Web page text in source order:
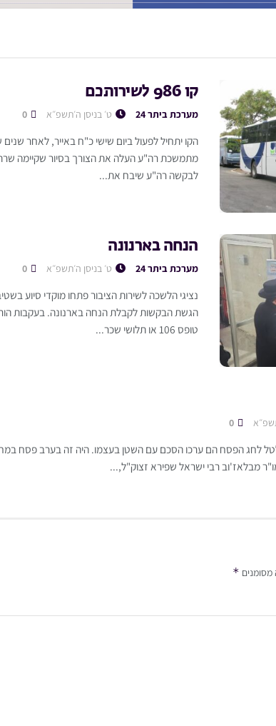
קו 986 לשירותכם
מערכת ביתר 24 ט׳ בניסן ה׳תשפ״א
הקו יתחיל לפעול ביום שישי כ"ח באייר, לאחר שנים
מתמשכת רה"ע העלה את הצורך בסיור שקיימה
לבקשה רה"ע שיבח את...
הנחה בארנונה
מערכת ביתר 24 ט׳ בניסן ה׳תשפ״א
נציגי הלשכה לשירות הציבור פתחו מוקדי סיוע
הגשת הבקשות לקבלת הנחה בארנונה. בעקבות
טופס 106 או תלושי שכר...
לחג הפסח הם ערכו הסכם עם השטן בעצמו. היה זה בערב פסח
מבלאז'וב רבי ישראל שפירא זצוק"ל,...
*